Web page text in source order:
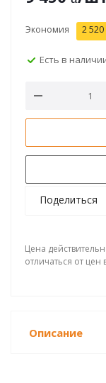
Экономия 2 520
Есть в
Поделиться
Цена
отличаться от
Описание